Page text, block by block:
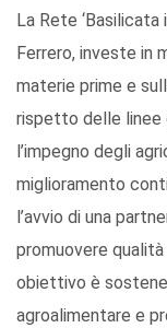
La Rete ‘Basilicata
Ferrero, investe in
materie prime e
rispetto delle linee
l’impegno degli
miglioramento
l’avvio di una
promuovere
obiettivo è
agroalimentare e